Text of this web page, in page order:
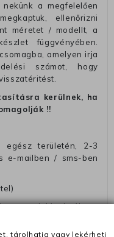
a megfelelően
ellenőrizni
méretet / modellt, a
függvényében.
amelyen irja
számot, hogy
kerülnek, ha
!!
területén, 2-3
e-mailben / sms-ben
megrendeléseknél
tárolhatja vagy lekérheti